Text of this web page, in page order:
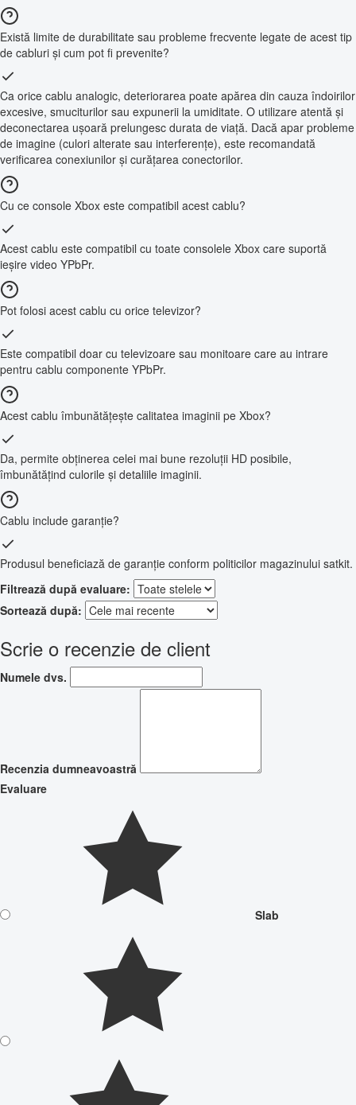
Există limite de durabilitate sau probleme frecvente legate de acest tip
de cabluri și cum pot fi prevenite?
Ca orice cablu analogic, deteriorarea poate apărea din cauza îndoirilor
excesive, smuciturilor sau expunerii la umiditate. O utilizare atentă și
deconectarea ușoară prelungesc durata de viață. Dacă apar probleme
de imagine (culori alterate sau interferențe), este recomandată
verificarea conexiunilor și curățarea conectorilor.
Cu ce console Xbox este compatibil acest cablu?
Acest cablu este compatibil cu toate consolele Xbox care suportă
ieșire video YPbPr.
Pot folosi acest cablu cu orice televizor?
Este compatibil doar cu televizoare sau monitoare care au intrare
pentru cablu componente YPbPr.
Acest cablu îmbunătățește calitatea imaginii pe Xbox?
Da, permite obținerea celei mai bune rezoluții HD posibile,
îmbunătățind culorile și detaliile imaginii.
Cablu include garanție?
Produsul beneficiază de garanție conform politicilor magazinului satkit.
Filtrează după evaluare:
Sortează după:
Scrie o recenzie de client
Numele dvs.
Recenzia dumneavoastră
Evaluare
Slab